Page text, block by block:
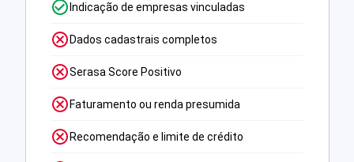
Indicação de empresas vinculadas
Dados cadastrais completos
Serasa Score Positivo
Faturamento ou renda presumida
Recomendação e limite de crédito